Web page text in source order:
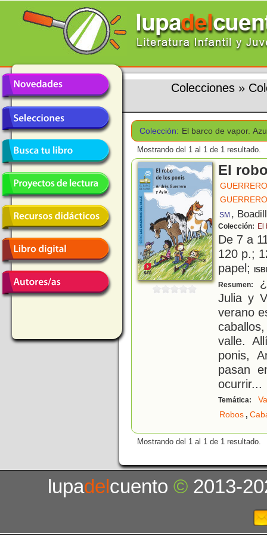
Colecciones »
Colección: El barco de vapor.
Mostrando del 1 al 1 de 1 resultado.
El
SM ,
Colección: El
De 7 a
120 p.;
papel;
Resumen:
Julia y
verano
valle.
ponis,
pasan
ocurrir...
Temática:
Robos,
Mostrando del 1 al 1 de 1 resultado.
lupadelcuento© 2013-